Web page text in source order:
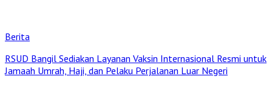
Berita
RSUD Bangil Sediakan Layanan Vaksin Internasional Resmi untuk
Jamaah Umrah, Haji, dan Pelaku Perjalanan Luar Negeri